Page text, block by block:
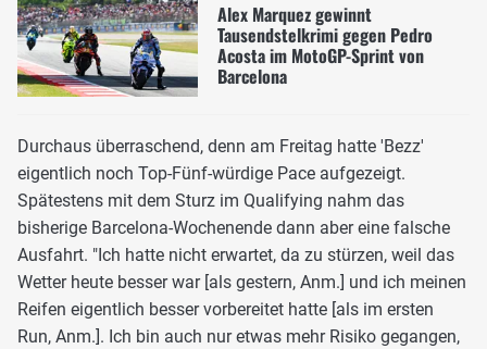
Alex Marquez gewinnt
Tausendstelkrimi gegen Pedro
Acosta im MotoGP-Sprint von
Barcelona
Durchaus überraschend, denn am Freitag hatte 'Bezz'
eigentlich noch Top-Fünf-würdige Pace aufgezeigt.
Spätestens mit dem Sturz im Qualifying nahm das
bisherige Barcelona-Wochenende dann aber eine falsche
Ausfahrt. "Ich hatte nicht erwartet, da zu stürzen, weil das
Wetter heute besser war [als gestern, Anm.] und ich meinen
Reifen eigentlich besser vorbereitet hatte [als im ersten
Run, Anm.]. Ich bin auch nur etwas mehr Risiko gegangen,